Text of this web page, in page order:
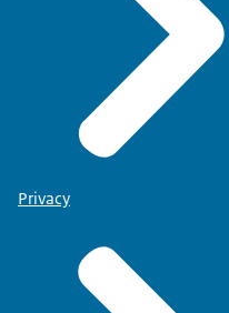
Privacy